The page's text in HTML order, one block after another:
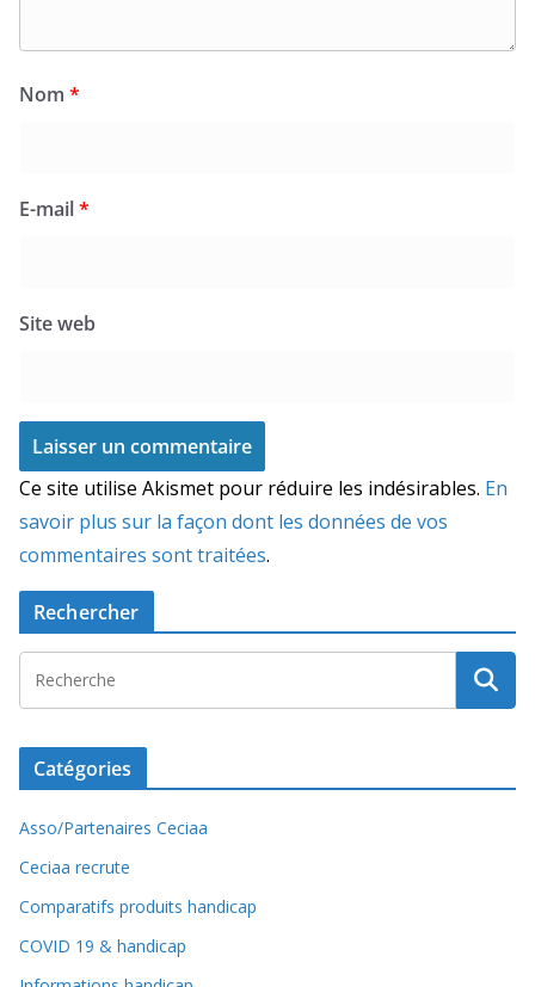
Nom *
E-mail*
Site web
Ce site utilise Akismet pour réduire les indésirables. En
savoir plus sur la façon dont les données de vos
commentaires sont traitées.
Rechercher
Catégories
Asso/Partenaires Ceciaa
Ceciaa recrute
Comparatifs produits handicap
COVID 19 & handicap